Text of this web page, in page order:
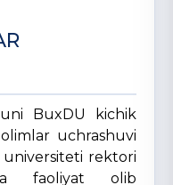
BuxDU kichik
uchrashuvi
universiteti rektori
faoliyat olib